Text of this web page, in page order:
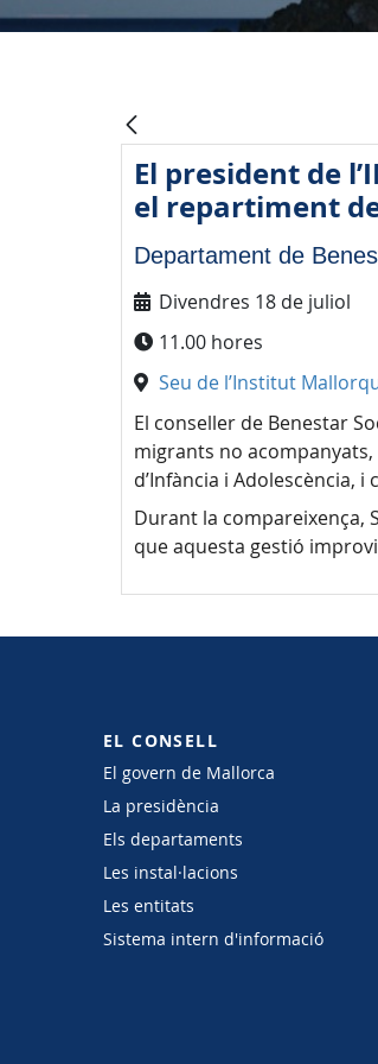
El president de
el repartiment
Departament de
Divendres 18 de juliol
11.00 hores
Seu de l’Institut
El conseller de Benestar
migrants no
d’Infància i Adolescència,
Durant la compareixença,
que aquesta gestió
EL CONSELL
El govern de Mallorca
La presidència
Els departaments
Les instal·lacions
Les entitats
Sistema intern d'informació